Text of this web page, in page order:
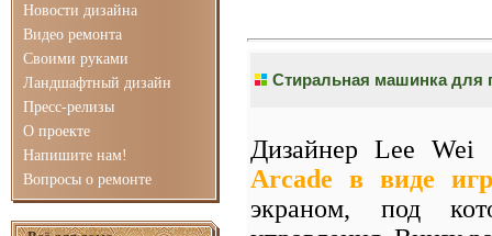
Новости дизайна
Видео ремонта
Своими руками
Ландшафтный дизайн
Пресс-релизы
О проекте
Напишите нам!
Вопросы о ремонте
Стиральная машинка для
Дизайнер Lee Wei
Arcade в виде
экраном, под